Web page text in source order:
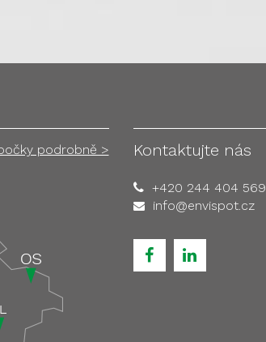
podrobně > Kontaktujte nás
+420 244 404 569
info@envispot.cz